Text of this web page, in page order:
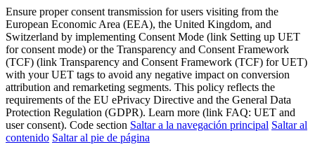
Ensure proper consent transmission for users visiting from the
European Economic Area (EEA), the United Kingdom, and
Switzerland by implementing Consent Mode (link Setting up UET
for consent mode) or the Transparency and Consent Framework
(TCF) (link Transparency and Consent Framework (TCF) for UET)
with your UET tags to avoid any negative impact on conversion
attribution and remarketing segments. This policy reflects the
requirements of the EU ePrivacy Directive and the General Data
Protection Regulation (GDPR). Learn more (link FAQ: UET and
user consent). Code section Saltar a la navegación principal Saltar al
contenido Saltar al pie de página